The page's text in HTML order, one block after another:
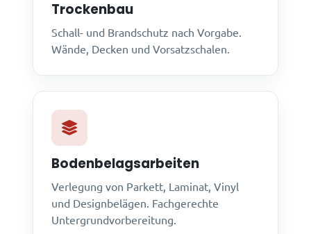
Trockenbau
Schall- und Brandschutz nach Vorgabe.
Wände, Decken und Vorsatzschalen.
Bodenbelagsarbeiten
Verlegung von Parkett, Laminat, Vinyl
und Designbelägen. Fachgerechte
Untergrundvorbereitung.